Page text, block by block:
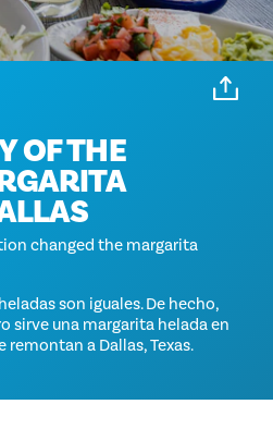
OF THE
changed the margarita
son iguales. De hecho,
sirve una margarita helada en
remontan a Dallas, Texas.